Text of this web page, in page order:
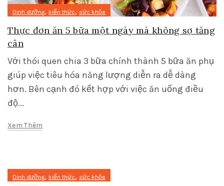
Dinh dưỡng, kiến thức, sức khỏe
Thực đơn ăn 5 bữa một ngày mà không sợ tăng
cân
Với thói quen chia 3 bữa chính thành 5 bữa ăn phụ
giúp việc tiêu hóa năng lượng diễn ra dễ dàng
hơn. Bên cạnh đó kết hợp với việc ăn uống điều
độ...
Xem Thêm
Dinh dưỡng, kiến thức, sức khỏe